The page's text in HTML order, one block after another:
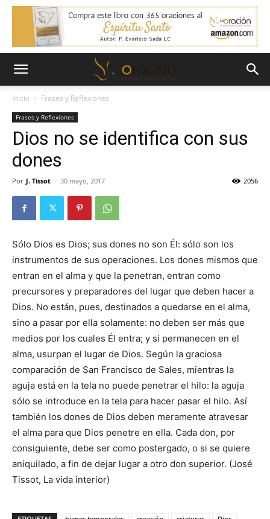
Inicio Frases y Reflexiones
Frases y Reflexiones
Dios no se identifica con sus
dones
Por J. Tissot - 30 mayo, 2017 2056
Sólo Dios es Dios; sus dones no son Él: sólo son los
instrumentos de sus operaciones. Los dones mismos que
entran en el alma y que la penetran, entran como
precursores y preparadores del lugar que deben hacer a
Dios. No están, pues, destinados a quedarse en el alma,
sino a pasar por ella solamente: no deben ser más que
medios por los cuales Él entra; y si permanecen en el
alma, usurpan el lugar de Dios. Según la graciosa
comparación de San Francisco de Sales, mientras la
aguja está en la tela no puede penetrar el hilo: la aguja
sólo se introduce en la tela para hacer pasar el hilo. Así
también los dones de Dios deben meramente atravesar
el alma para que Dios penetre en ella. Cada don, por
consiguiente, debe ser como postergado, o si se quiere
aniquilado, a fin de dejar lugar a otro don superior. (José
Tissot, La vida interior)